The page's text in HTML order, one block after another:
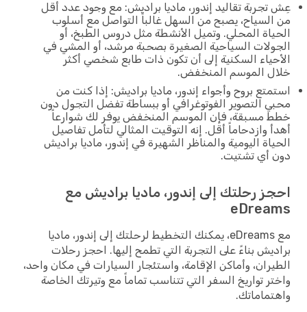
تقاليد إندور، ماديا براديش: مع وجود عدد أقل
يصبح من السهل غالباً التواصل مع أسلوب
المحلي. وتميل الأنشطة مثل دروس الطبخ، أو
السياحية الصغيرة بصحبة مرشد، أو المشي في
السكنية إلى أن تكون ذات طابع شخصي أكثر
الموسم المنخفض.
بروح وأجواء إندور، ماديا براديش: إذا كنت من
التصوير الفوتوغرافي أو ببساطة تفضل التجول دون
مسبقة، فإن الموسم المنخفض يوفر لك شوارعاً
وازدحاماً أقل. إنه التوقيت المثالي لتأمل تفاصيل
اليومية والمناظر الشهيرة في إندور، ماديا براديش
أي تشتيت.
رحلتك إلى إندور، ماديا براديش مع
مع eDreams، يمكنك التخطيط لرحلتك إلى إندور، ماديا
بناءً على التجربة التي تطمح إليها. احجز رحلات
وأماكن الإقامة، واستئجار السيارات في مكان واحد،
تواريخ السفر التي تتناسب تماماً مع وتيرتك الخاصة